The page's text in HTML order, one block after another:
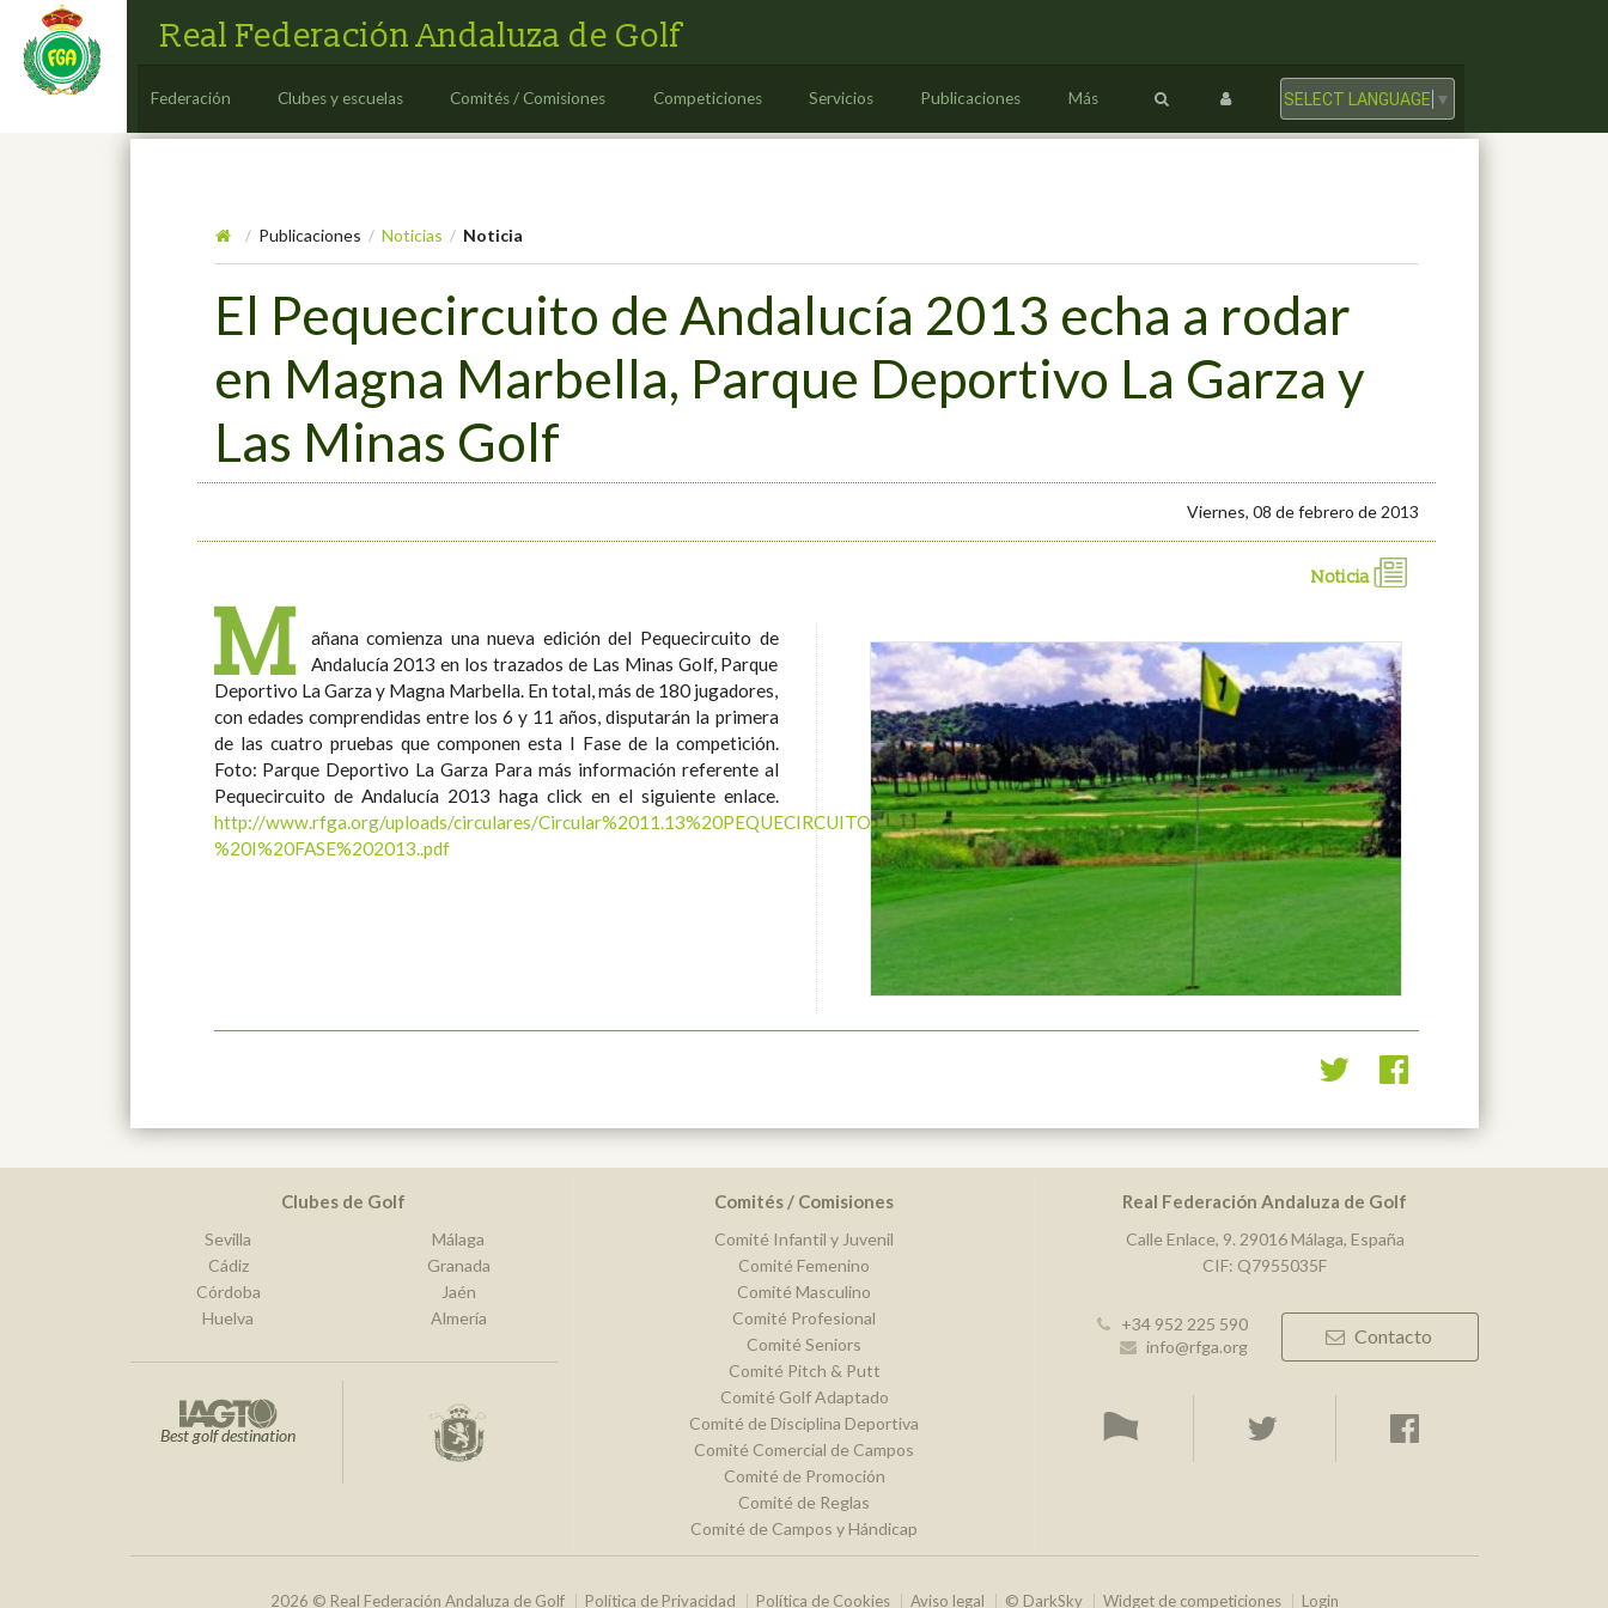
Real Federación Andaluza de Golf
Federación Clubes y escuelas Comités / Comisiones Competiciones Servicios Publicaciones Más SELECT LANGUAGE ▼
/ Publicaciones / Noticias / Noticia
El Pequecircuito de Andalucía 2013 echa a rodar
en Magna Marbella, Parque Deportivo La Garza y
Las Minas Golf
Viernes, 08 de febrero de 2013
Noticia
M
añana comienza una nueva edición del Pequecircuito de
Andalucía 2013 en los trazados de Las Minas Golf, Parque
Deportivo La Garza y Magna Marbella. En total, más de 180 jugadores,
con edades comprendidas entre los 6 y 11 años, disputarán la primera
de las cuatro pruebas que componen esta I Fase de la competición.
Foto: Parque Deportivo La Garza Para más información referente al
Pequecircuito de Andalucía 2013 haga click en el siguiente enlace.
http://www.rfga.org/uploads/circulares/Circular%2011.13%20PEQUECIRCUITO%20DE%20GOLF%20-
%20I%20FASE%202013..pdf
Clubes de Golf
Sevilla
Cádiz
Córdoba
Huelva
Málaga
Granada
Jaén
Almería
Best golf destination
Comités / Comisiones
Comité Infantil y Juvenil
Comité Femenino
Comité Masculino
Comité Profesional
Comité Seniors
Comité Pitch & Putt
Comité Golf Adaptado
Comité de Disciplina Deportiva
Comité Comercial de Campos
Comité de Promoción
Comité de Reglas
Comité de Campos y Hándicap
Real Federación Andaluza de Golf
Calle Enlace, 9. 29016 Málaga, España
CIF: Q7955035F
+34 952 225 590
info@rfga.org
Contacto
2026 © Real Federación Andaluza de Golf Política de Privacidad Política de Cookies Aviso legal © DarkSky Widget de competiciones Login